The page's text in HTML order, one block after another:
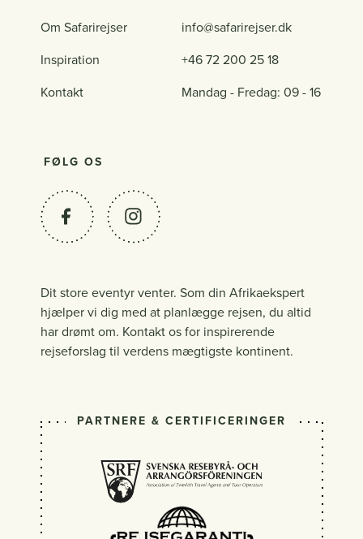
Om Safarirejser
Inspiration
Kontakt
info@safarirejser.dk
+46 72 200 25 18
Mandag - Fredag: 09 - 16
FØLG OS
Dit store eventyr venter. Som din Afrikaekspert
hjælper vi dig med at planlægge rejsen, du altid
har drømt om. Kontakt os for inspirerende
rejseforslag til verdens mægtigste kontinent.
PARTNERE & CERTIFICERINGER